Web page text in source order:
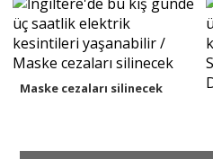
Maske cezaları silinecek